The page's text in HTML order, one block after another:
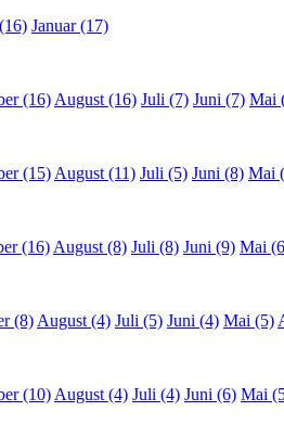
Januar (17)
(16) August (16) Juli (7) Juni (7) Mai
(15) August (11) Juli (5) Juni (8) Mai
(16) August (8) Juli (8) Juni (9) Mai
(8) August (4) Juli (5) Juni (4) Mai (5)
(10) August (4) Juli (4) Juni (6) Mai